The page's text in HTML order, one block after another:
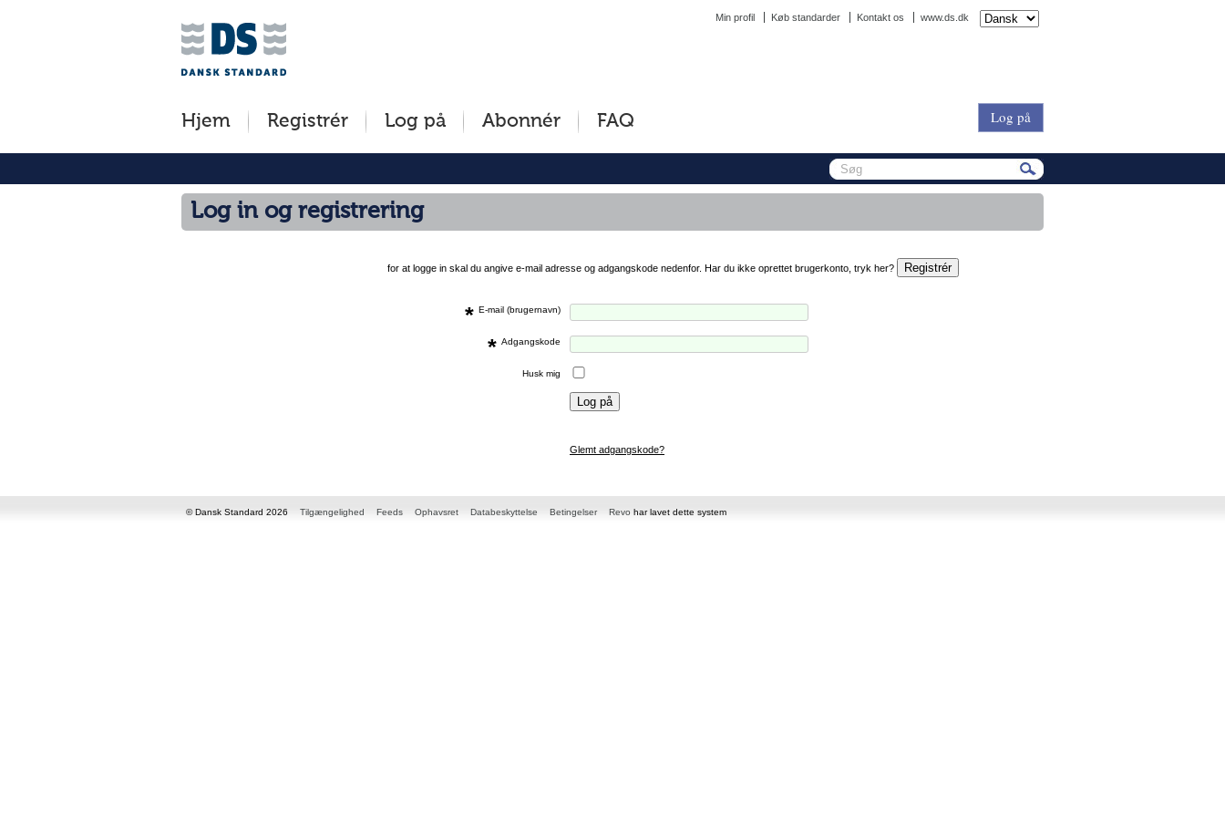
Min profil Køb standarder Kontakt os www.ds.dk
Hjem Registrér Log på Abonnér FAQ Log på
Log in og registrering
for at logge in skal du angive e-mail adresse og adgangskode nedenfor. Har du ikke oprettet brugerkonto, tryk her?
* E-mail (brugernavn)
* Adgangskode
Husk mig
Glemt adgangskode?
© Dansk Standard 2026 Tilgængelighed Feeds Ophavsret Databeskyttelse Betingelser Revo har lavet dette system